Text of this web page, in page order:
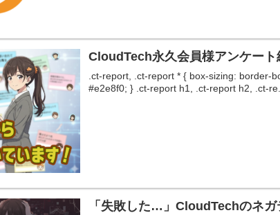
CloudTech永久会員様アンケート
.ct-report, .ct-report * { box-sizing: border-
#e2e8f0; } .ct-report h1, .ct-report h2, .ct-
「失敗した…」CloudTechのネ